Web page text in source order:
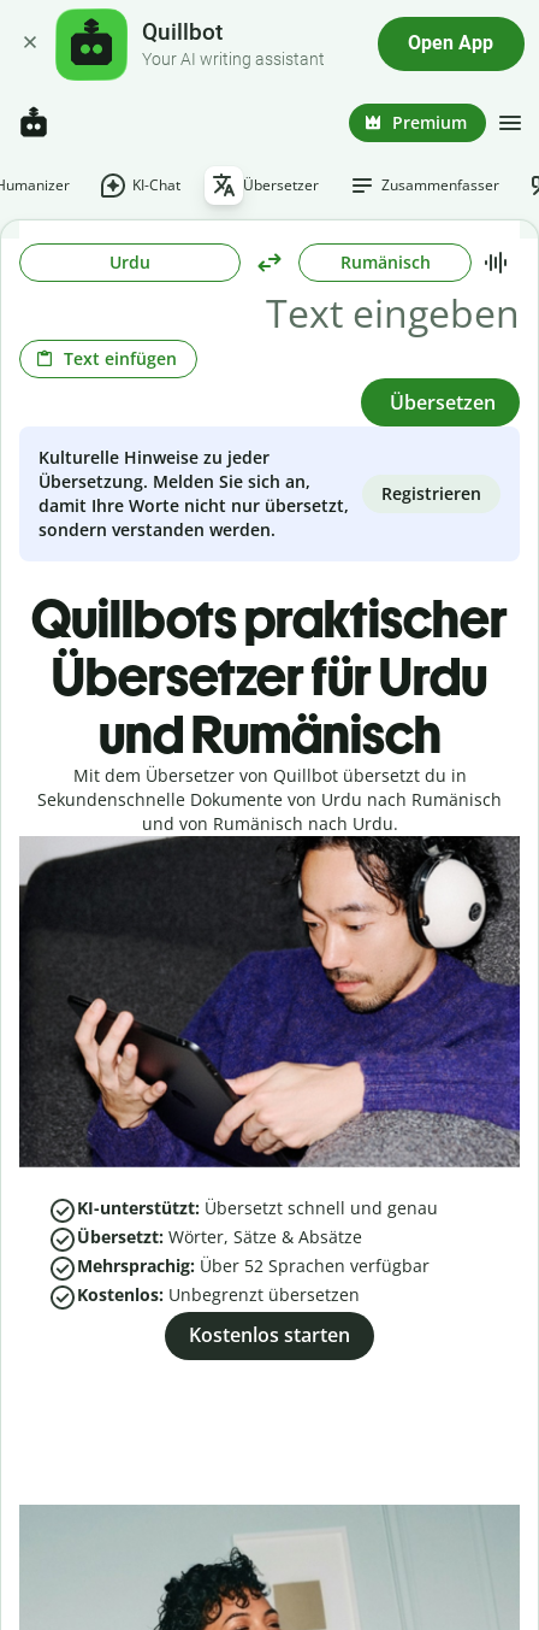
Quillbot
Your AI writing assistant
Open App
Premium
KI-Chat Übersetzer Zusammenfasser
Urdu Rumänisch
Text einfügen
Übersetzen
Kulturelle Hinweise zu jeder
Übersetzung. Melden Sie sich an,
damit Ihre Worte nicht nur übersetzt,
sondern verstanden werden.
Registrieren
Quillbots praktischer
Übersetzer für Urdu
und Rumänisch
Mit dem Übersetzer von Quillbot übersetzt du in
Sekundenschnelle Dokumente von Urdu nach Rumänisch
und von Rumänisch nach Urdu.
KI-unterstützt: Übersetzt schnell und genau
Übersetzt: Wörter, Sätze & Absätze
Mehrsprachig: Über 52 Sprachen verfügbar
Kostenlos: Unbegrenzt übersetzen
Kostenlos starten